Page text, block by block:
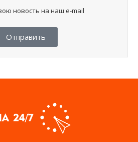
новость на наш e-mail
Отправить